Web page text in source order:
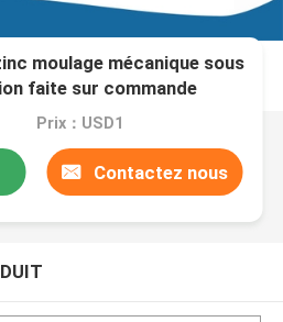
moulage mécanique sous
faite sur commande
plaquée
Prix：USD1
Contactez nous